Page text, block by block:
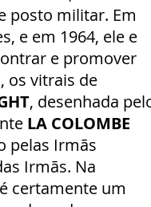
posto militar. Em
e em 1964, ele e
e promover
os vitrais de
, desenhada
LA COLOMBE
pelas Irmãs
Irmãs. Na
é certamente um